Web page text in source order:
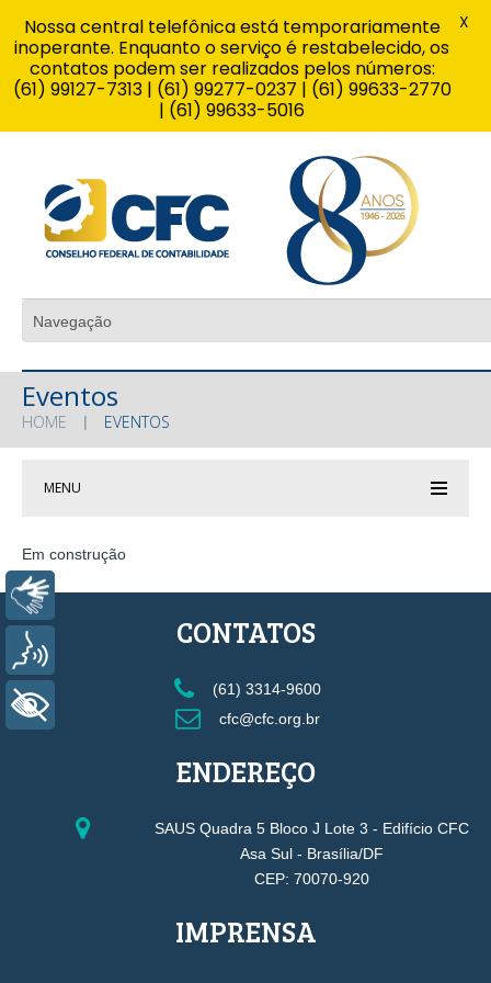
Eventos
HOME EVENTOS
MENU
Em construção
CONTATOS
(61) 3314-9600
cfc@cfc.org.br
ENDEREÇO
SAUS Quadra 5 Bloco J Lote 3 - Edifício CFC
Asa Sul - Brasília/DF
CEP: 70070-920
IMPRENSA
Nossa central telefônica está temporariamente
inoperante. Enquanto o serviço é restabelecido, os
contatos podem ser realizados pelos números:
(61) 99127-7313 | (61) 99277-0237 | (61) 99633-2770
| (61) 99633-5016
X
Libras
+ Acessibilidade